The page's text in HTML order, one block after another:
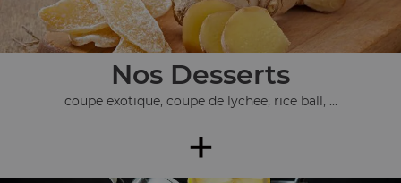
Nos Desserts
coupe exotique, coupe de lychee, rice ball, ...
+